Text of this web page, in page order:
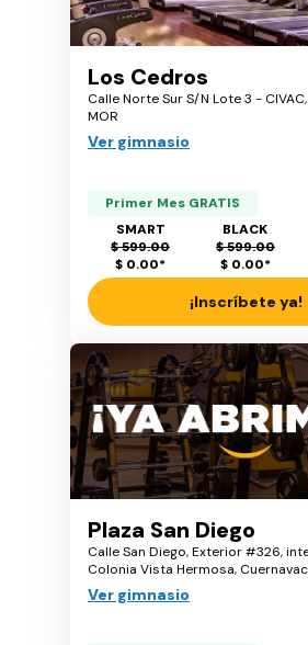
Los Cedros
Calle Norte Sur S/N Lote 3 -
MOR
Ver gimnasio
Primer Mes GRATIS
SMART
$ 599.00
$ 0.00*
BLACK
$ 599.00
$ 0.00*
¡Inscríbete ya!
Plaza San Diego
Calle San Diego, Exterior #326,
Colonia Vista Hermosa,
Ver gimnasio